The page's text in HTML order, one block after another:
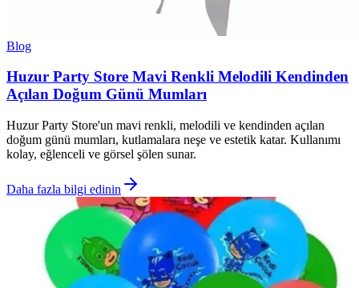
Blog
Huzur Party Store Mavi Renkli Melodili Kendinden
Açılan Doğum Günü Mumları
Huzur Party Store'un mavi renkli, melodili ve kendinden açılan
doğum günü mumları, kutlamalara neşe ve estetik katar. Kullanımı
kolay, eğlenceli ve görsel şölen sunar.
Daha fazla bilgi edinin